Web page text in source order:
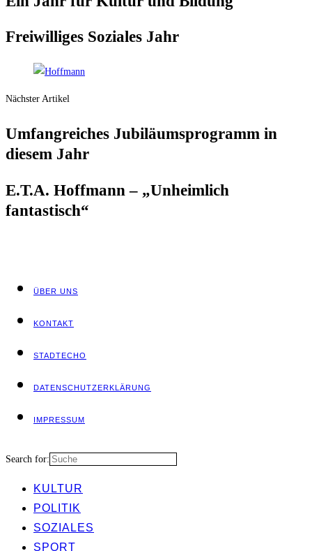
Frei­wil­li­ges Sozia­les Jahr
Nächster Artikel
Umfang­rei­ches Jubi­lä­ums­pro­gramm in
die­sem Jahr
E.T.A. Hoff­mann – „Unheim­lich
fantastisch“
ÜBER UNS
KON­TAKT
STADT­ECHO
DATEN­SCHUTZ­ER­KLÄ­RUNG
IMPRES­SUM
Search for:
KUL­TUR
POLI­TIK
SOZIA­LES
SPORT